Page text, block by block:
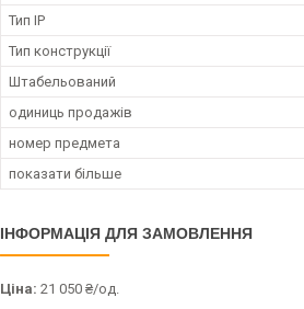
Тип IP
Тип конструкції
Штабельований
одиниць продажів
номер предмета
показати більше
ІНФОРМАЦІЯ ДЛЯ ЗАМОВЛЕННЯ
Ціна: 21 050 ₴/од.